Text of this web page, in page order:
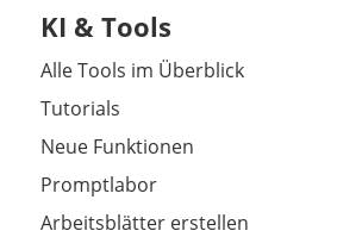
KI & Tools
Alle Tools im Überblick
Tutorials
Neue Funktionen
Promptlabor
Arbeitsblätter erstellen